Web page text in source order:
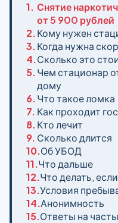
1. Снятие
от 5 900 рублей
2.Кому нужен
3.Когда нужна
4.Сколько это
5.Чем стационар
дому
6.Что такое ломка
7. Как проходит
8.Кто лечит
9. Сколько длится
10.Об УБОД
11.Что дальше
12.Что делать,
13.Условия
14.Анонимность
15.Ответы на